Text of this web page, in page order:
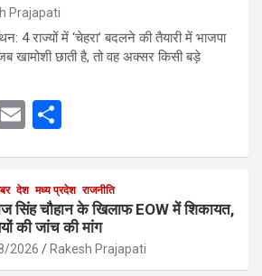
Prajapati
4 राज्यों में ‘चेहरा’ बदलने की तैयारी में भाजपा
खामोशी छाती है, तो वह अक्सर किसी बड़े
E
e
देश मध्य प्रदेश राजनीति
सिंह चौहान के खिलाफ EOW में शिकायत,
की जांच की मांग
2026 Rakesh Prajapati